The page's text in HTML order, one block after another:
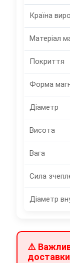
Країна
Матеріал
Покриття
Форма
Діаметр
Висота
Вага
Сила
Діаметр
⚠️
доставки